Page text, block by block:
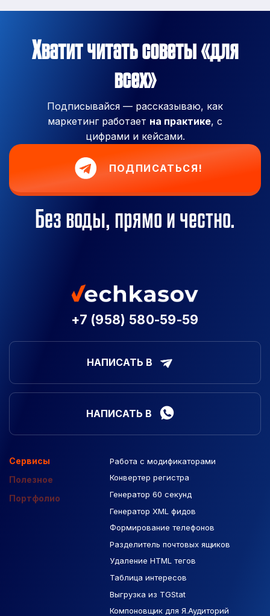
Хватит читать советы «для
всех»
Подписывайся — рассказываю, как
маркетинг работает на практике, с
цифрами и кейсами.
ПОДПИСАТЬСЯ!
Без воды, прямо и честно.
+7 (958) 580-59-59
НАПИСАТЬ В
НАПИСАТЬ В
Сервисы
Полезное
Портфолио
Работа с модификаторами
Конвертер регистра
Генератор 60 секунд
Генератор XML фидов
Формирование телефонов
Разделитель почтовых ящиков
Удаление HTML тегов
Таблица интересов
Выгрузка из TGStat
Компоновщик для Я.Аудиторий
Подборка сайтов
Макеты Figma
База Яндекс Карты
РСЯ площадки
Созданные сайты
Контекстная реклама